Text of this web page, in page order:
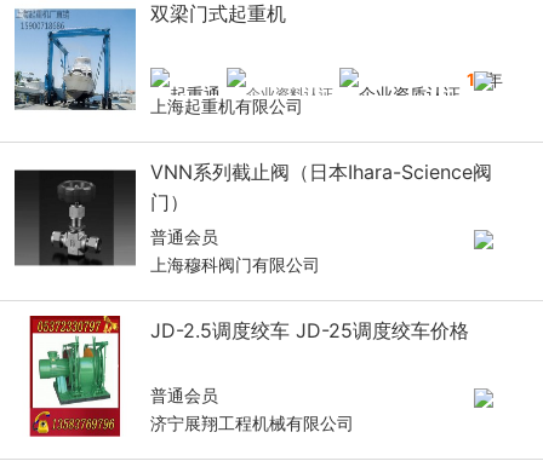
双梁门式起重机
16年
上海起重机有限公司
VNN系列截止阀（日本Ihara-Science阀
门）
普通会员
上海穆科阀门有限公司
JD-2.5调度绞车 JD-25调度绞车价格
普通会员
济宁展翔工程机械有限公司